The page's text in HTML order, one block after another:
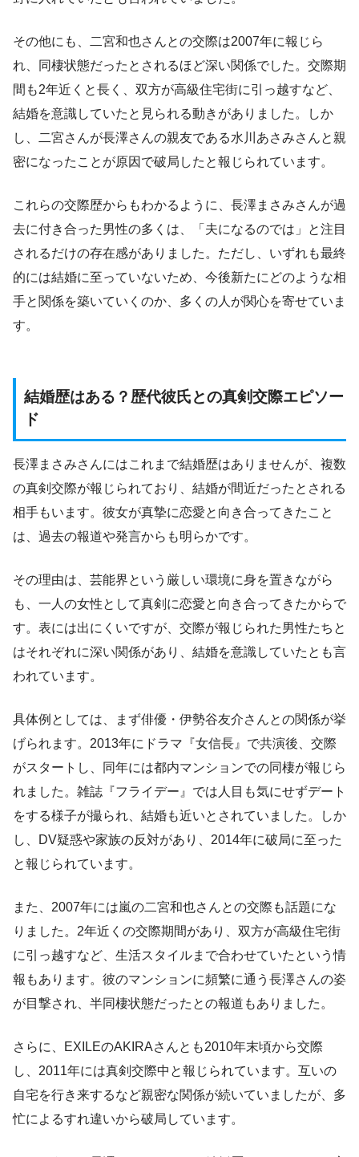
その他にも、二宮和也さんとの交際は2007年に報じら
れ、同棲状態だったとされるほど深い関係でした。交際期
間も2年近くと長く、双方が高級住宅街に引っ越すなど、
結婚を意識していたと見られる動きがありました。しか
し、二宮さんが長澤さんの親友である水川あさみさんと親
密になったことが原因で破局したと報じられています。
これらの交際歴からもわかるように、長澤まさみさんが過
去に付き合った男性の多くは、「夫になるのでは」と注目
されるだけの存在感がありました。ただし、いずれも最終
的には結婚に至っていないため、今後新たにどのような相
手と関係を築いていくのか、多くの人が関心を寄せていま
す。
結婚歴はある？歴代彼氏との真剣交際エピソー
ド
長澤まさみさんにはこれまで結婚歴はありませんが、複数
の真剣交際が報じられており、結婚が間近だったとされる
相手もいます。彼女が真摯に恋愛と向き合ってきたこと
は、過去の報道や発言からも明らかです。
その理由は、芸能界という厳しい環境に身を置きながら
も、一人の女性として真剣に恋愛と向き合ってきたからで
す。表には出にくいですが、交際が報じられた男性たちと
はそれぞれに深い関係があり、結婚を意識していたとも言
われています。
具体例としては、まず俳優・伊勢谷友介さんとの関係が挙
げられます。2013年にドラマ『女信長』で共演後、交際
がスタートし、同年には都内マンションでの同棲が報じら
れました。雑誌『フライデー』では人目も気にせずデート
をする様子が撮られ、結婚も近いとされていました。しか
し、DV疑惑や家族の反対があり、2014年に破局に至った
と報じられています。
また、2007年には嵐の二宮和也さんとの交際も話題にな
りました。2年近くの交際期間があり、双方が高級住宅街
に引っ越すなど、生活スタイルまで合わせていたという情
報もあります。彼のマンションに頻繁に通う長澤さんの姿
が目撃され、半同棲状態だったとの報道もありました。
さらに、EXILEのAKIRAさんとも2010年末頃から交際
し、2011年には真剣交際中と報じられています。互いの
自宅を行き来するなど親密な関係が続いていましたが、多
忙によるすれ違いから破局しています。